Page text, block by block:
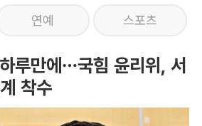
연예 스포츠
루만에…국힘 윤리위, 서
착수